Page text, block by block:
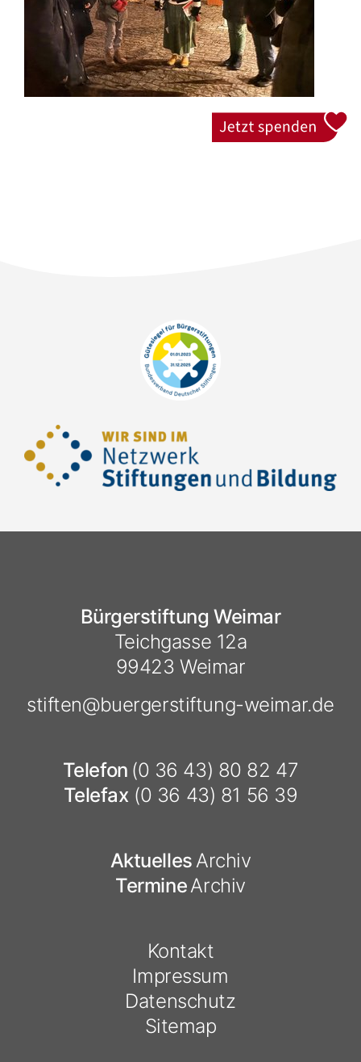
Jetzt spenden
Bürgerstiftung Weimar
Teichgasse 12a
99423 Weimar
stiften@buergerstiftung-weimar.de
Telefon (0 36 43) 80 82 47
Telefax (0 36 43) 81 56 39
AktuellesArchiv
TermineArchiv
Kontakt
Impressum
Datenschutz
Sitemap